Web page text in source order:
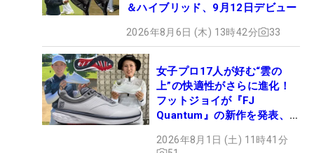
＆ハイブリッド、9月12日デビュー
2026年8月6日 (木) 13時42分 33
女子プロ17人が好む“雲の
上”の快適性がさらに進化！
フットジョイが『FJ
Quantum』の新作を発表、8
2026年8月1日 (土) 11時41分